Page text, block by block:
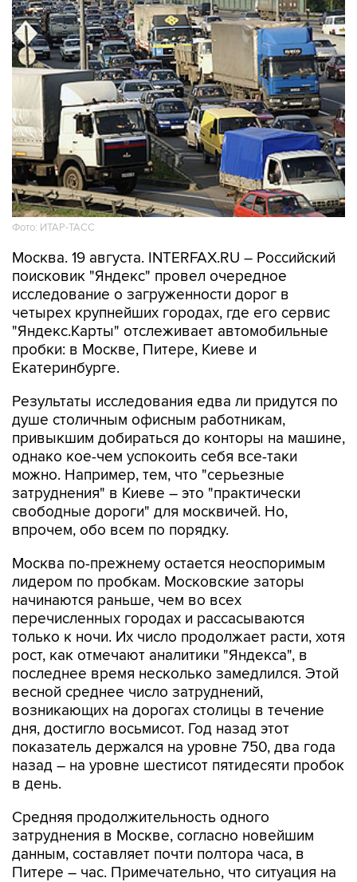
Фото: ИТАР-ТАСС
Москва. 19 августа. INTERFAX.RU – Российский
поисковик "Яндекс" провел очередное
исследование о загруженности дорог в
четырех крупнейших городах, где его сервис
"Яндекс.Карты" отслеживает автомобильные
пробки: в Москве, Питере, Киеве и
Екатеринбурге.
Результаты исследования едва ли придутся по
душе столичным офисным работникам,
привыкшим добираться до конторы на машине,
однако кое-чем успокоить себя все-таки
можно. Например, тем, что "серьезные
затруднения" в Киеве – это "практически
свободные дороги" для москвичей. Но,
впрочем, обо всем по порядку.
Москва по-прежнему остается неоспоримым
лидером по пробкам. Московские заторы
начинаются раньше, чем во всех
перечисленных городах и рассасываются
только к ночи. Их число продолжает расти, хотя
рост, как отмечают аналитики "Яндекса", в
последнее время несколько замедлился. Этой
весной среднее число затруднений,
возникающих на дорогах столицы в течение
дня, достигло восьмисот. Год назад этот
показатель держался на уровне 750, два года
назад – на уровне шестисот пятидесяти пробок
в день.
Средняя продолжительность одного
затруднения в Москве, согласно новейшим
данным, составляет почти полтора часа, в
Питере – час. Примечательно, что ситуация на